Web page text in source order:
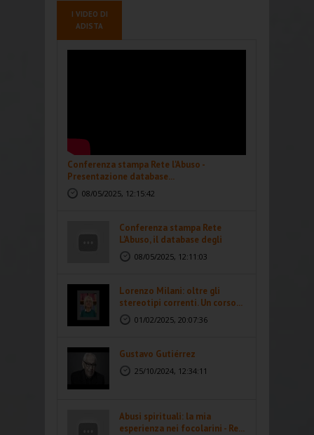
I VIDEO DI
ADISTA
Conferenza stampa Rete l'Abuso -
Presentazione database...
08/05/2025, 12:15:42
Conferenza stampa Rete
L'Abuso, il database degli
abusi...08/05/2025, 12:11:03
Lorenzo Milani: oltre gli
stereotipi correnti. Un corso...
01/02/2025, 20:07:36
Gustavo Gutiérrez
25/10/2024, 12:34:11
Abusi spirituali: la mia
esperienza nei focolarini - Re...